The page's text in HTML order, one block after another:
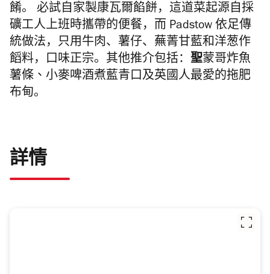
餚。
必試自家製康瓦爾餡餅， 這道菜起源自採
礦工人上班時攜帶的便餐，而 Padstow 依足傳
統做法，只用牛肉、薯仔、蕪菁甘藍和洋葱作
饀料， 口味正宗。其他推介包括： 聖蒙哥炸魚
薯條、 小麥啤酒煮藍青口及英國人最愛的拖肥
布甸。
詳情